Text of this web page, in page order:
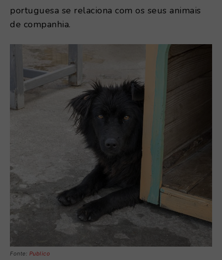
portuguesa se relaciona com os seus animais
de companhia.
Fonte: Publico